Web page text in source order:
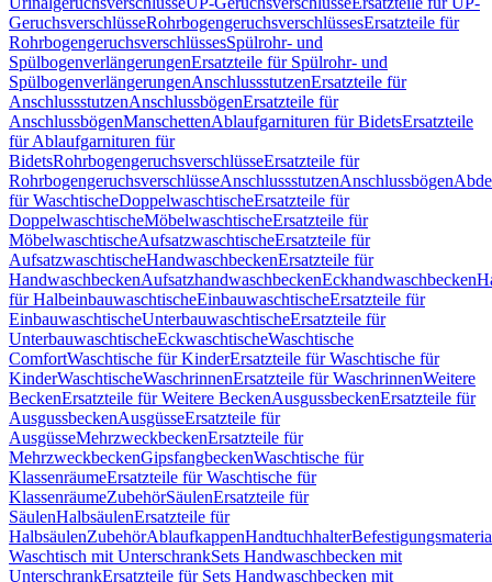
GeruchsverschlüsseRohrbogengeruchsverschlüssesErsatzteile für
RohrbogengeruchsverschlüssesSpülrohr- und
SpülbogenverlängerungenErsatzteile für Spülrohr- und
SpülbogenverlängerungenAnschlussstutzenErsatzteile für
AnschlussstutzenAnschlussbögenErsatzteile für
AnschlussbögenManschettenAblaufgarnituren für BidetsErsatzteile
für Ablaufgarnituren für
BidetsRohrbogengeruchsverschlüsseErsatzteile für
RohrbogengeruchsverschlüsseAnschlussstutzenAnschlussbögen
für WaschtischeDoppelwaschtischeErsatzteile für
DoppelwaschtischeMöbelwaschtischeErsatzteile für
MöbelwaschtischeAufsatzwaschtischeErsatzteile für
AufsatzwaschtischeHandwaschbeckenErsatzteile für
HandwaschbeckenAufsatzhandwaschbeckenEckhandwaschbecken
für HalbeinbauwaschtischeEinbauwaschtischeErsatzteile für
EinbauwaschtischeUnterbauwaschtischeErsatzteile für
UnterbauwaschtischeEckwaschtischeWaschtische
ComfortWaschtische für KinderErsatzteile für Waschtische für
KinderWaschtischeWaschrinnenErsatzteile für WaschrinnenWeitere
BeckenErsatzteile für Weitere BeckenAusgussbeckenErsatzteile für
AusgussbeckenAusgüsseErsatzteile für
AusgüsseMehrzweckbeckenErsatzteile für
MehrzweckbeckenGipsfangbeckenWaschtische für
KlassenräumeErsatzteile für Waschtische für
KlassenräumeZubehörSäulenErsatzteile für
SäulenHalbsäulenErsatzteile für
HalbsäulenZubehörAblaufkappenHandtuchhalter
Waschtisch mit UnterschrankSets Handwaschbecken mit
UnterschrankErsatzteile für Sets Handwaschbecken mit